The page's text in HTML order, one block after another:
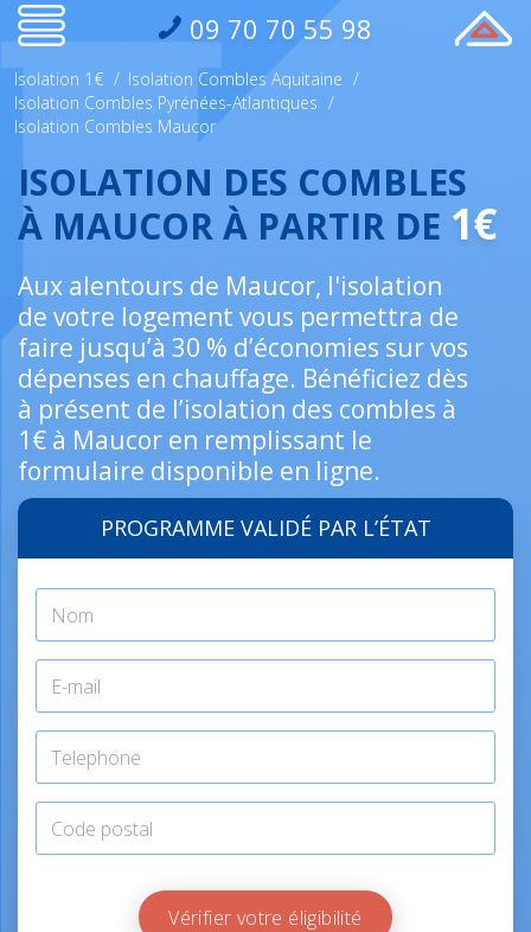
09 70 70 55 98
Isolation 1€ / Isolation Combles Aquitaine /
Isolation Combles Pyrénées-Atlantiques /
Isolation Combles Maucor
ISOLATION DES COMBLES
À MAUCOR À PARTIR DE 1€
Aux alentours de Maucor, l'isolation
de votre logement vous permettra de
faire jusqu’à 30 % d’économies sur vos
dépenses en chauffage. Bénéficiez dès
à présent de l’isolation des combles à
1€ à Maucor en remplissant le
formulaire disponible en ligne.
PROGRAMME VALIDÉ PAR L’ÉTAT
Vérifier votre éligibilité